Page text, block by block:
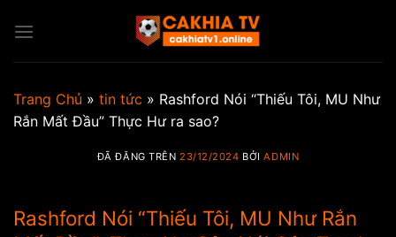
đến
Trang Chủ » tin tức » Rashford Nói “Thiếu Tôi, MU Như
Rắn Mất Đầu” Thực Hư ra sao?
ĐÃ ĐĂNG TRÊN 23/12/2024 BỞIADMIN
Rashford Nói “Thiếu Tôi, MU Như Rắn